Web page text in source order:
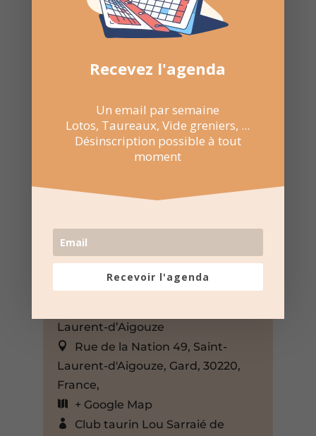
18:00 au 21:00
Laurent-d’Aigouze
Rue de la Nation 49, Saint-
Laurent-d'Aigouze, Gard, 30220,
France,
+ Google Map
Club taurin Lou Sarraié de
Recevez l'agenda
Un email par semaine
Lotos, Taureaux, Vide greniers, ...
Désinscription possible à tout
moment
Recevoir l'agenda